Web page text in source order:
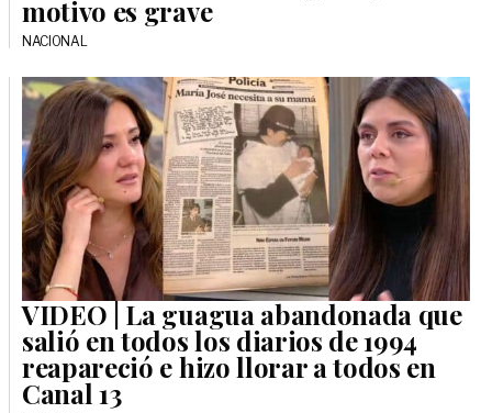
motivo es grave
NACIONAL
VIDEO | La guagua abandonada que
salió en todos los diarios de 1994
reapareció e hizo llorar a todos en
Canal 13